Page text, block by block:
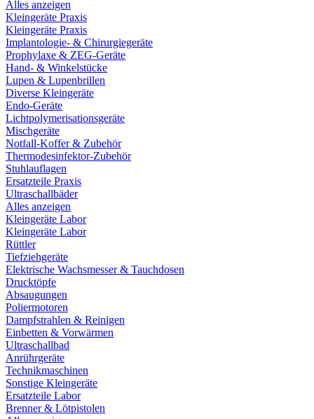
Alles anzeigen
Kleingeräte Praxis
Kleingeräte Praxis
Implantologie- & Chirurgiegeräte
Prophylaxe & ZEG-Geräte
Hand- & Winkelstücke
Lupen & Lupenbrillen
Diverse Kleingeräte
Endo-Geräte
Lichtpolymerisationsgeräte
Mischgeräte
Notfall-Koffer & Zubehör
Thermodesinfektor-Zubehör
Stuhlauflagen
Ersatzteile Praxis
Ultraschallbäder
Alles anzeigen
Kleingeräte Labor
Kleingeräte Labor
Rüttler
Tiefziehgeräte
Elektrische Wachsmesser & Tauchdosen
Drucktöpfe
Absaugungen
Poliermotoren
Dampfstrahlen & Reinigen
Einbetten & Vorwärmen
Ultraschallbad
Anrührgeräte
Technikmaschinen
Sonstige Kleingeräte
Ersatzteile Labor
Brenner & Lötpistolen